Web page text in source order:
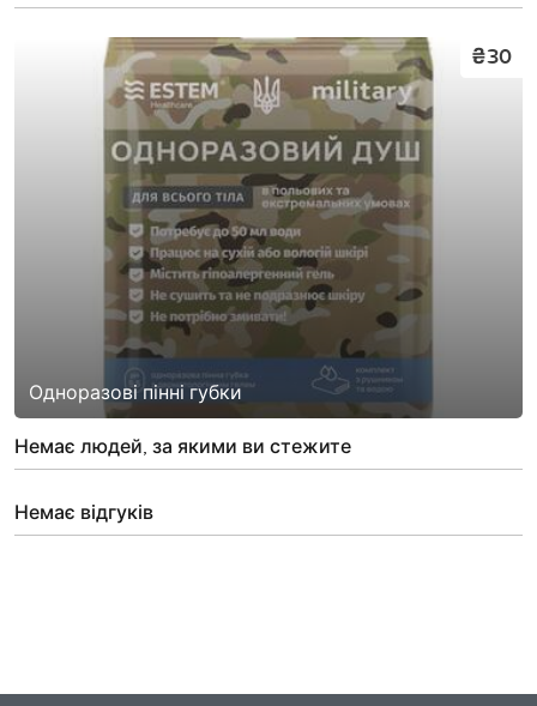
Одноразові пінні губки
₴30
Немає людей, за якими ви стежите
Немає відгуків